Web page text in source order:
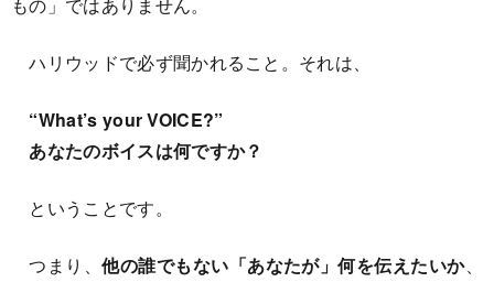
もの」ではありません。
ハリウッドで必ず聞かれること。それは、
“What’s your VOICE?”
あなたのボイスは何ですか？
ということです。
つまり、他の誰でもない「あなたが」何を伝えたいか、